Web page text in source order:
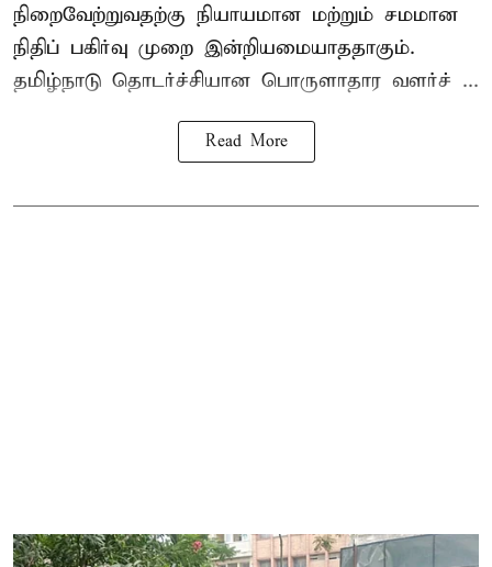
நிறைவேற்றுவதற்கு நியாயமான மற்றும் சமமான
நிதிப் பகிர்வு முறை இன்றியமையாததாகும்.
தமிழ்நாடு தொடர்ச்சியான பொருளாதார வளர்ச் ...
Read More